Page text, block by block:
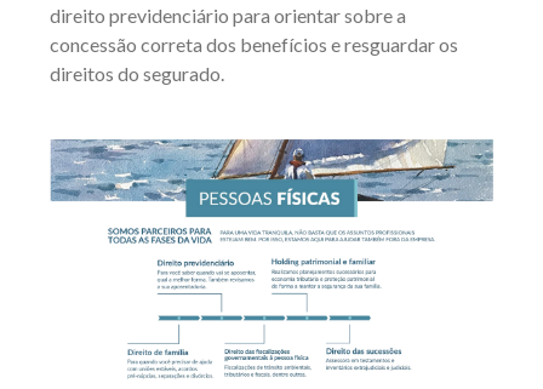
direito previdenciário para orientar sobre a
concessão correta dos benefícios e resguardar os
direitos do segurado.